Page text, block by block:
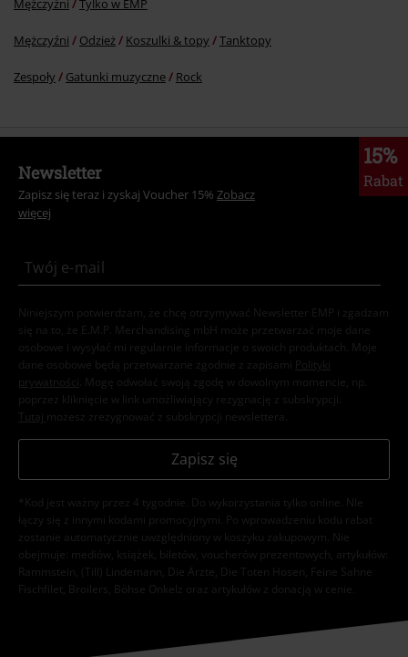
Mężczyźni Tylko w EMP
Mężczyźni Odzież Koszulki & topy Tanktopy
Zespoły Gatunki muzyczne Rock
15%
Rabat
Newsletter
Zapisz się teraz i zyskaj Voucher 15% Zobacz
więcej
Niniejszym potwierdzam, że chcę otrzymywać Newsletter EMP i zgadzam
się na to, że E.M.P. Merchandising mbH może przetwarzać moje dane
osobowe i wysyłać mi regularnie informacje o swoich produktach. Moje
dane osobowe będą przetwarzane zgodnie z zapisami
Polityki
prywatności . Mogę odwołać swoją zgodę w dowolnym momencie, np.
poprzez kliknięcie w link umożliwiający rezygnację z subskrypcji.
Tutaj możesz zrezygnować z subskrypcji newslettera.
Zapisz się
*Kod jest ważny przez 4 tygodnie. Do wykorzystania tylko online. NIe
łączy się z innymi kodami promocyjnymi. Po wprowadzeniu kodu rabat
zostanie automatycznie uwzględniony w koszyku zakupowym. Nie
obejmuje: mediów, książek, biletów, voucherów prezentowych, artykułów:
Rammstein, (Till) Lindemann, Die Ärzte, Die Toten Hosen, Feine Sahne
Fischfilet, Broilers, Böhse Onkelz oraz artykułów z donacją w cenie.